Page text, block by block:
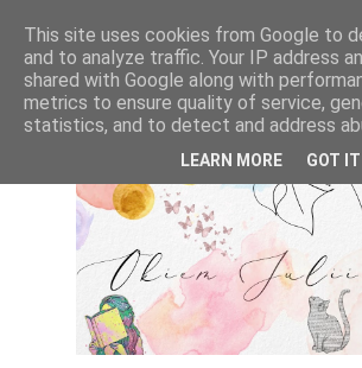
This site uses cookies from Google to
and to analyze traffic. Your IP address
shared with Google along with
metrics to ensure quality of service,
statistics, and to detect and address
LEARN MORE GOT IT